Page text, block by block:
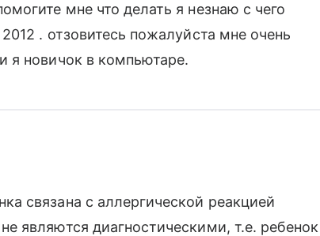
мне что делать я незнаю с чего
. отзовитесь пожалуйста мне очень
я новичок в компьютаре.
связана с аллергической реакцией
являются диагностическими, т.е. ребенок